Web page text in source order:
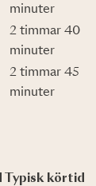
minuter
2 timmar 40
minuter
2 timmar 45
minuter
Typisk körtid